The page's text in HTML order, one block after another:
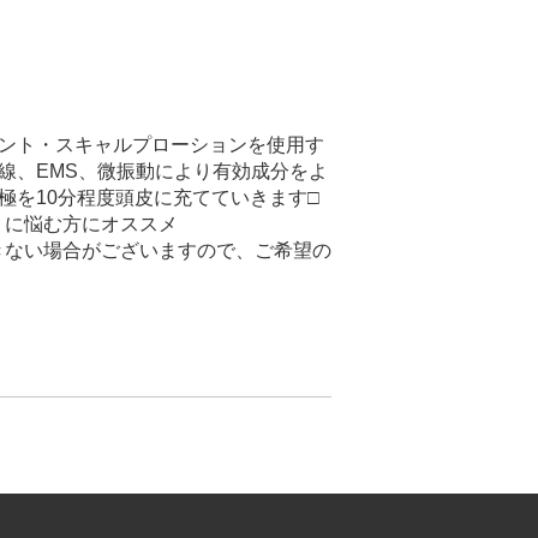
ト・スキャルプローションを使用す
、EMS、微振動により有効成分をよ
を10分程度頭皮に充てていきます□
悩む方にオススメ
い場合がございますので、ご希望の